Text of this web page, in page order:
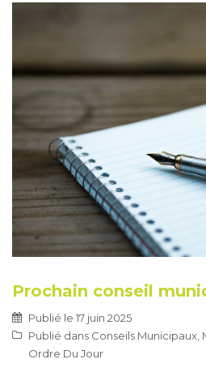
Prochain conseil
Publié le 17 juin 2025
Publié dans Conseils Municipaux
Ordre Du Jour